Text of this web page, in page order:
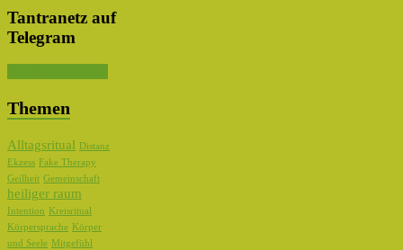
Tantranetz auf
Telegram
Themen
Alltagsritual Distanz
Ekzess Fake Therapy
Geilheit Gemeinschaft
heiliger raum
Intention
Kreisritual
Körpersprache Körper
und Seele Mitgefühl